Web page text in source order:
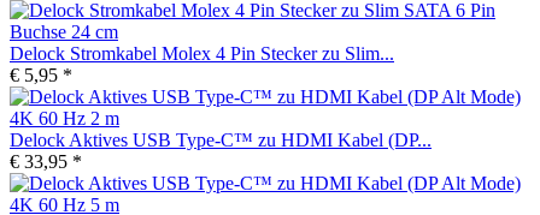
Delock Stromkabel Molex 4 Pin Stecker zu Slim...
€ 5,95 *
Delock Aktives USB Type-C™ zu HDMI Kabel (DP...
€ 33,95 *